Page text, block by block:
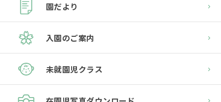
園だより
入園のご案内
未就園児クラス